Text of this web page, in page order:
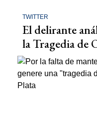
TWITTER
El delirante
la Tragedia de